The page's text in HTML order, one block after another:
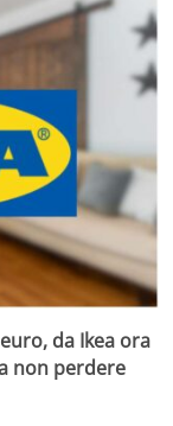
da Ikea ora
non perdere